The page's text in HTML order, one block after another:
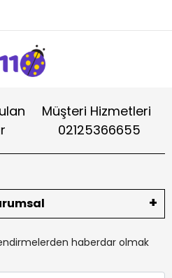
Müşteri Hizmetleri
02125366655
haberdar olmak